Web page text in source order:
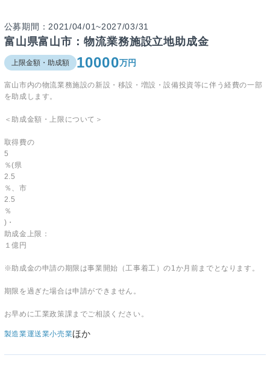
公募期間：2021/04/01~2027/03/31
富山県富山市：物流業務施設立地助成金
上限金額・助成額 10000万円
富山市内の物流業務施設の新設・移設・増設・設備投資等に伴う経費の一部
を助成します。
＜助成金額・上限について＞
取得費の
5
％(県
2.5
％、市
2.5
％
)・
助成金上限：
１億円
※助成金の申請の期限は事業開始（工事着工）の1か月前までとなります。
期限を過ぎた場合は申請ができません。
お早めに工業政策課までご相談ください。
製造業運送業小売業ほか